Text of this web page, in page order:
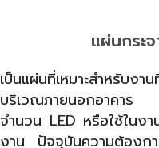
แผ่นกระ
เป็นแผ่นที่เหมาะสำหรับงา
บริเวณภายนอกอาคาร
จำนวน LED หรือใช้ในง
งาน ปัจจุบันความต้องกา